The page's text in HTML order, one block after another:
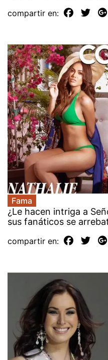
compartir en:
Fama
¿Le hacen intriga a
sus fanáticos se
compartir en: